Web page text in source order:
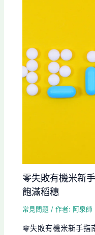
零失敗有機米新
飽滿稻穗
常見問題 / 作者: 阿泉師
零失敗有機米新手指